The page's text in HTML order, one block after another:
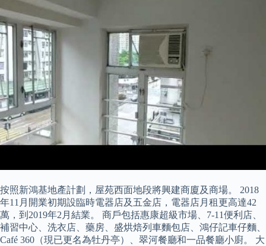
按照新鴻基地產計劃，屋苑西面地段將興建商廈及商場。 2018
年11月開業初期設臨時電器店及五金店，電器店月租更高達42
萬，到2019年2月結業。 商戶包括惠康超級市場、7-11便利店、
補習中心、洗衣店、藥房、盛烘焙列車麵包店、鴻仔記車仔麵、
Café 360（現已更名為牡丹亭）、翠河餐廳和一品餐廳小廚。 大